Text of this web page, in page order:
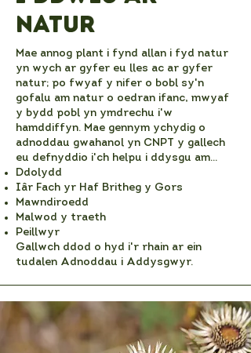
natur
Mae annog plant i fynd allan i fyd natur
yn wych ar gyfer eu lles ac ar gyfer
natur; po fwyaf y nifer o bobl sy'n
gofalu am natur o oedran ifanc, mwyaf
y bydd pobl yn ymdrechu i'w
hamddiffyn. Mae gennym ychydig o
adnoddau gwahanol yn CNPT y gallech
eu defnyddio i'ch helpu i ddysgu am...
Ddolydd
Iâr Fach yr Haf Britheg y Gors
Mawndiroedd
Malwod y traeth
Peillwyr
Gallwch ddod o hyd i'r rhain ar ein
tudalen Adnoddau i Addysgwyr.